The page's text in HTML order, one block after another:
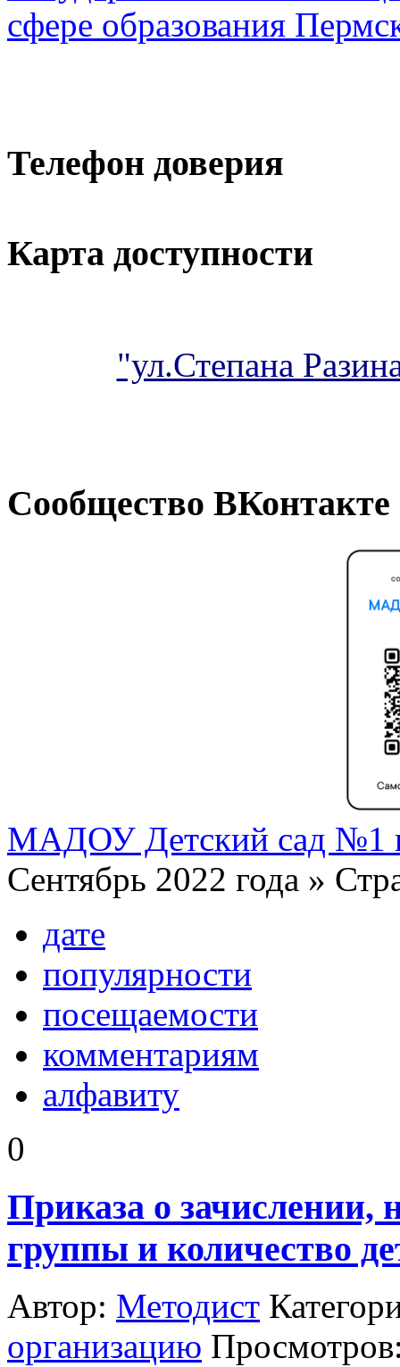
сфере образования
Телефон доверия
Карта доступности
"ул.Степана
Сообщество ВКонтакте
МАДОУ Детский сад №1
Сентябрь 2022 года »
дате
популярности
посещаемости
комментариям
алфавиту
0
Приказа о зачислении,
группы и количество
Автор: Методист
организацию